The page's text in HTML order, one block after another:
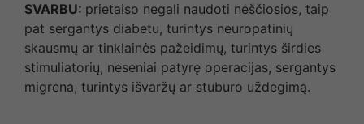
SVARBU: prietaiso negali naudoti nėščiosios, taip
pat sergantys diabetu, turintys neuropatinių
skausmų ar tinklainės pažeidimų, turintys širdies
stimuliatorių, neseniai patyrę operacijas, sergantys
migrena, turintys išvaržų ar stuburo uždegimą.